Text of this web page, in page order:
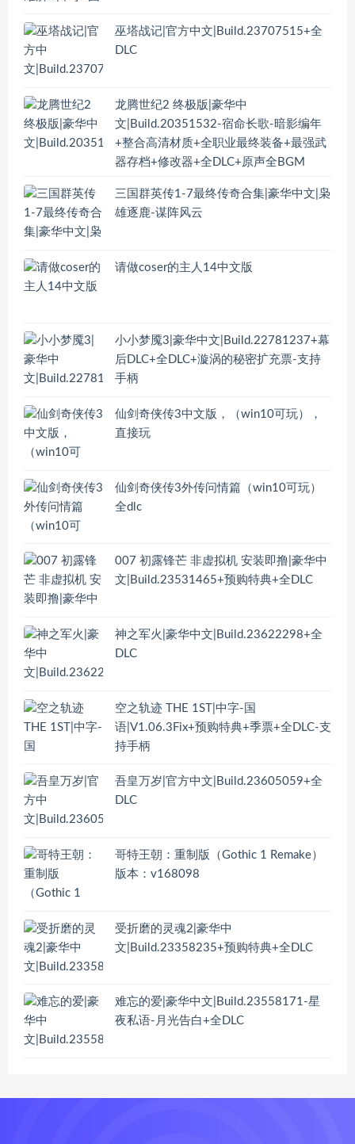
巫塔战记|官方中文|Build.23707515+全
DLC
龙腾世纪2 终极版|豪华中
文|Build.20351532-宿命长歌-暗影编年
+整合高清材质+全职业最终装备+最强武
器存档+修改器+全DLC+原声全BGM
三国群英传1-7最终传奇合集|豪华中文|枭
雄逐鹿-谋阵风云
请做coser的主人14中文版
小小梦魇3|豪华中文|Build.22781237+幕
后DLC+全DLC+漩涡的秘密扩充票-支持
手柄
仙剑奇侠传3中文版，（win10可玩），
直接玩
仙剑奇侠传3外传问情篇（win10可玩）
全dlc
007 初露锋芒 非虚拟机 安装即撸|豪华中
文|Build.23531465+预购特典+全DLC
神之军火|豪华中文|Build.23622298+全
DLC
空之轨迹 THE 1ST|中字-国
语|V1.06.3Fix+预购特典+季票+全DLC-支
持手柄
吾皇万岁|官方中文|Build.23605059+全
DLC
哥特王朝：重制版（Gothic 1 Remake）
版本：v168098
受折磨的灵魂2|豪华中
文|Build.23358235+预购特典+全DLC
难忘的爱|豪华中文|Build.23558171-星
夜私语-月光告白+全DLC